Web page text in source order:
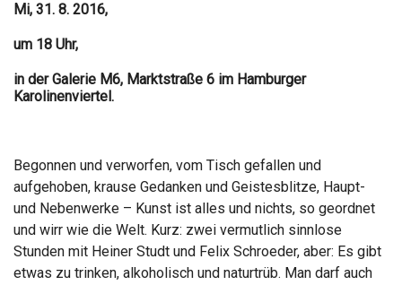
Mi, 31. 8. 2016,
um 18 Uhr,
in der Galerie M6, Marktstraße 6 im Hamburger
Karolinenviertel.
Begonnen und verworfen, vom Tisch gefallen und
aufgehoben, krause Gedanken und Geistesblitze, Haupt-
und Nebenwerke – Kunst ist alles und nichts, so geordnet
und wirr wie die Welt. Kurz: zwei vermutlich sinnlose
Stunden mit Heiner Studt und Felix Schroeder, aber: Es gibt
etwas zu trinken, alkoholisch und naturtrüb. Man darf auch